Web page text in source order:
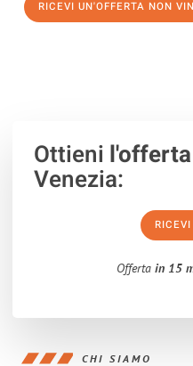
RICEVI UN'OFFERTA NON
Ottieni
Venezia:
Offerta in 15
CHI SIAMO